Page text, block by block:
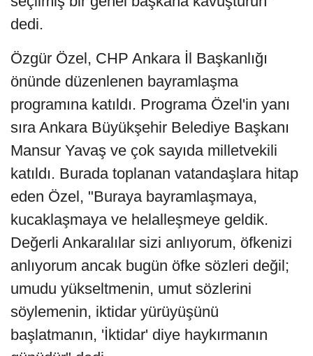
dedi.
Özgür Özel, CHP Ankara İl Başkanlığı
önünde düzenlenen bayramlaşma
programına katıldı. Programa Özel'in yanı
sıra Ankara Büyükşehir Belediye Başkanı
Mansur Yavaş ve çok sayıda milletvekili
katıldı. Burada toplanan vatandaşlara hitap
eden Özel, "Buraya bayramlaşmaya,
kucaklaşmaya ve helalleşmeye geldik.
Değerli Ankaralılar sizi anlıyorum, öfkenizi
anlıyorum ancak bugün öfke sözleri değil;
umudu yükseltmenin, umut sözlerini
söylemenin, iktidar yürüyüşünü
başlatmanın, 'İktidar' diye haykırmanın